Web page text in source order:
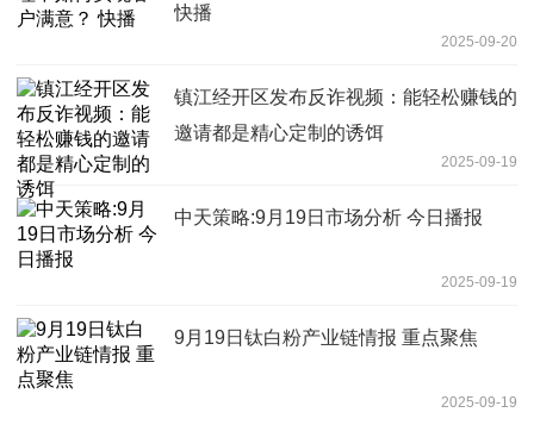
快播
2025-09-20
镇江经开区发布反诈视频：能轻松赚钱的
邀请都是精心定制的诱饵
2025-09-19
中天策略:9月19日市场分析 今日播报
2025-09-19
9月19日钛白粉产业链情报 重点聚焦
2025-09-19